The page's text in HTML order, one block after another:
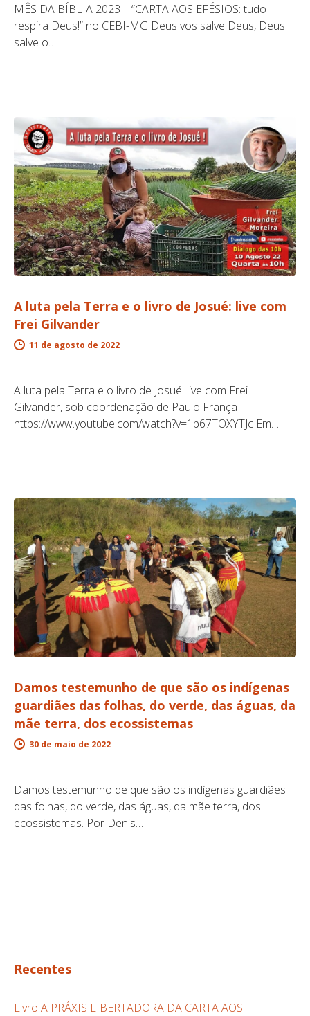
MÊS DA BÍBLIA 2023 – “CARTA AOS EFÉSIOS: tudo
respira Deus!” no CEBI-MG Deus vos salve Deus, Deus
salve o…
A luta pela Terra e o livro de Josué: live com
Frei Gilvander
11 de agosto de 2022
A luta pela Terra e o livro de Josué: live com Frei
Gilvander, sob coordenação de Paulo França
https://www.youtube.com/watch?v=1b67TOXYTJc Em…
Damos testemunho de que são os indígenas
guardiães das folhas, do verde, das águas, da
mãe terra, dos ecossistemas
30 de maio de 2022
Damos testemunho de que são os indígenas guardiães
das folhas, do verde, das águas, da mãe terra, dos
ecossistemas. Por Denis…
Recentes
Livro A PRÁXIS LIBERTADORA DA CARTA AOS